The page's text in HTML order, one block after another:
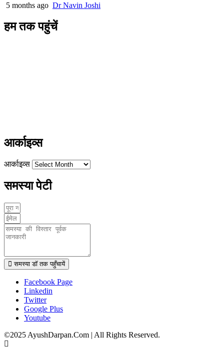
5 months ago Dr Navin Joshi
हम तक पहुंचें
आर्काइव्स
आर्काइव्स
समस्या पेटी
समस्या डॉ तक पहुँचायें
Facebook Page
Linkedin
Twitter
Google Plus
Youtube
©2025 AyushDarpan.Com | All Rights Reserved.